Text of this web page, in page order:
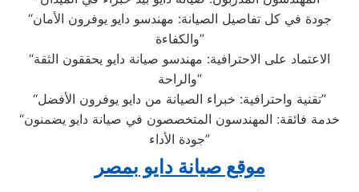
“جودة في كل تفاصيل الصيانة: مهندسو دايو يوفرون الأمان
والكفاءة”
“الاعتماد على الاحترافية: مهندسو صيانة دايو يحققون الثقة
والراحة”
“تقنية واحترافية: خبراء الصيانة من دايو يوفرون الأفضل”
“خدمة فائقة: المهندسون المتخصصون في صيانة دايو يضمنون
جودة الأداء”
موقع صيانة دايو بمصر